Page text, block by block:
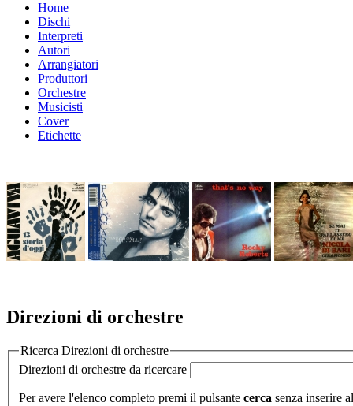
Home
Dischi
Interpreti
Autori
Arrangiatori
Produttori
Orchestre
Musicisti
Cover
Etichette
Direzioni di orchestre
Ricerca Direzioni di orchestre
Direzioni di orchestre da ricercare
Per avere l'elenco completo premi il pulsante cerca senza inserire